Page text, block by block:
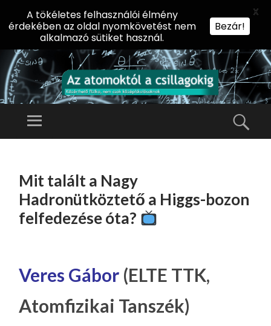
AZ
Ó
L
IL
LA
G
O
Előadássorozat
Kar Fizikai
Menü
TARTALOMHOZ
Mit talált a Nagy
Hadronütköztető a Higgs-bozon
felfedezése óta?
Veres Gábor (ELTE TTK,
Atomfizikai Tanszék)
A tökéletes felhasználói élmény
érdekében az oldal nyomkövetést nem
alkalmazó sütiket használ.
Bezár!
X